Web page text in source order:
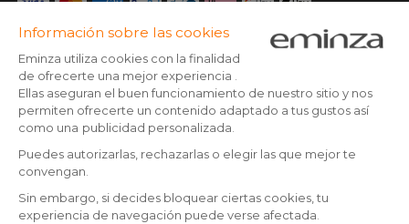
Tarjeta de crédito, Paypal, Transferencia bancaria, Klarna x3
con tarjeta sin cargos, Google/Apple pay
Síguenos en:
© Copyright 2025 Eminza | Derechos reservados |
FRANCIAESP